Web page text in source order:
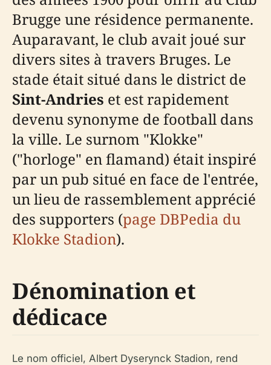
Brugge une résidence permanente.
Auparavant, le club avait joué sur
divers sites à travers Bruges. Le
stade était situé dans le district de
Sint-Andries et est rapidement
devenu synonyme de football dans
la ville. Le surnom "Klokke"
("horloge" en flamand) était inspiré
par un pub situé en face de l'entrée,
un lieu de rassemblement apprécié
des supporters (page DBPedia du
Klokke Stadion).
Dénomination et
dédicace
Le nom officiel, Albert Dyserynck Stadion, rend